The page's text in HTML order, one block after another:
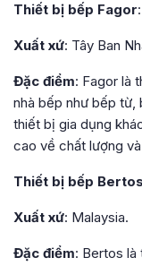
Thiết bị bếp Fagor:
Xuất xứ: Tây Ban
Đặc điểm: Fagor là
nhà bếp như bếp từ,
thiết bị gia dụng
cao về chất lượng
Thiết bị bếp Bertos
Xuất xứ: Malaysia.
Đặc điểm: Bertos là